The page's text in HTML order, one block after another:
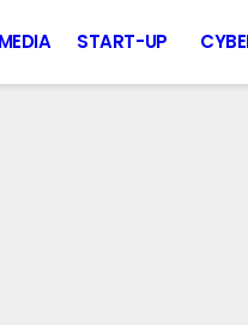
MEDIA START-UP